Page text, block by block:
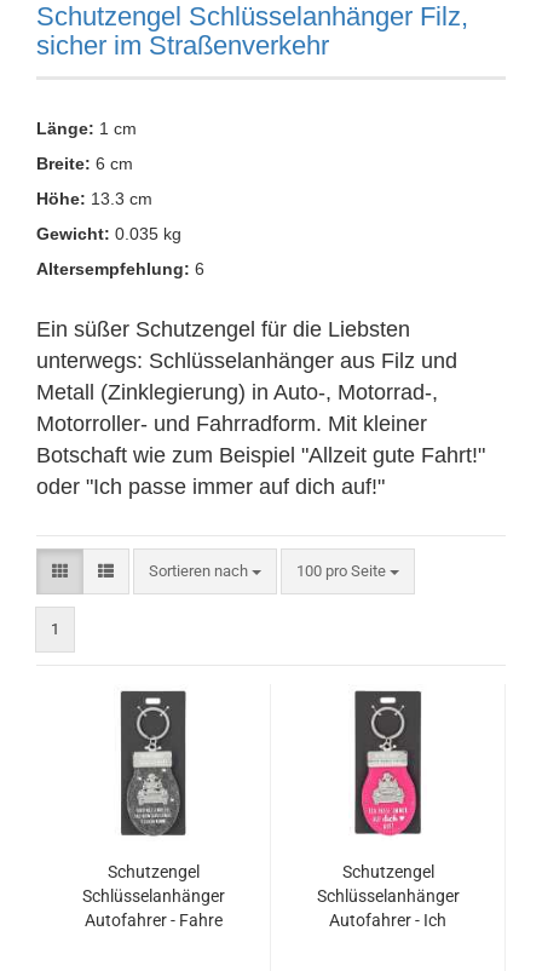
Schutzengel Schlüsselanhänger Filz,
sicher im Straßenverkehr
Länge: 1 cm
Breite: 6 cm
Höhe: 13.3 cm
Gewicht: 0.035 kg
Altersempfehlung: 6
Ein süßer Schutzengel für die Liebsten
unterwegs: Schlüsselanhänger aus Filz und
Metall (Zinklegierung) in Auto-, Motorrad-,
Motorroller- und Fahrradform. Mit kleiner
Botschaft wie zum Beispiel "Allzeit gute Fahrt!"
oder "Ich passe immer auf dich auf!"
Sortieren nach
Sortieren nach 100 pro Seite
pro Seite
1
Schutzengel
Schlüsselanhänger
Autofahrer - Fahre
Schutzengel
Schlüsselanhänger
Autofahrer - Ich